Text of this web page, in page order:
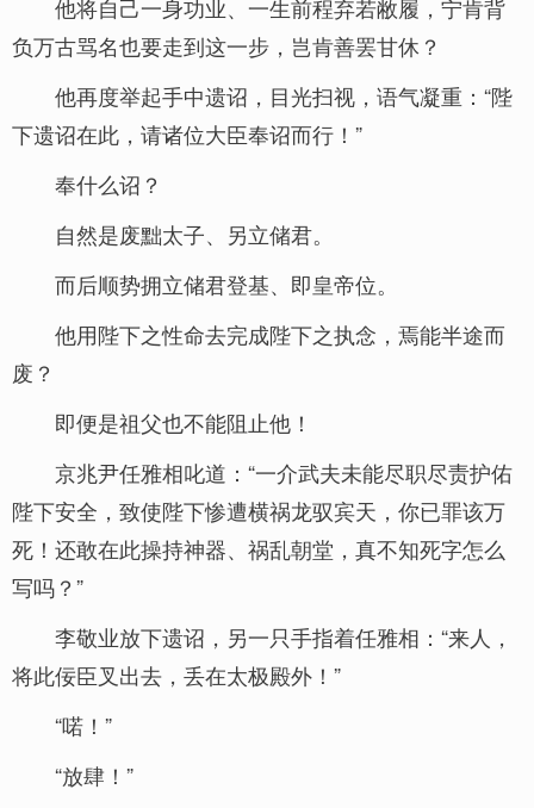
他将自己一身功业、一生前程弃若敝履，宁肯背
负万古骂名也要走到这一步，岂肯善罢甘休？
他再度举起手中遗诏，目光扫视，语气凝重：“陛
下遗诏在此，请诸位大臣奉诏而行！”
奉什么诏？
自然是废黜太子、另立储君。
而后顺势拥立储君登基、即皇帝位。
他用陛下之性命去完成陛下之执念，焉能半途而
废？
即便是祖父也不能阻止他！
京兆尹任雅相叱道：“一介武夫未能尽职尽责护佑
陛下安全，致使陛下惨遭横祸龙驭宾天，你已罪该万
死！还敢在此操持神器、祸乱朝堂，真不知死字怎么
写吗？”
李敬业放下遗诏，另一只手指着任雅相：“来人，
将此佞臣叉出去，丢在太极殿外！”
“喏！”
“放肆！”